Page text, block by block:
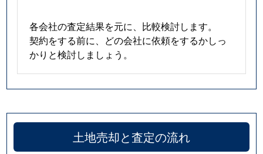
各会社の査定結果を元に、比較検討します。
契約をする前に、どの会社に依頼をするかしっ
かりと検討しましょう。
土地売却と査定の流れ